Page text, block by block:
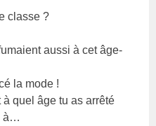
classe ?
aussi à cet âge-
la mode !
à quel âge tu as arrêté
à…